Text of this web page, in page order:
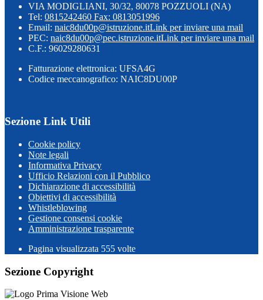
VIA MODIGLIANI, 30/32, 80078 POZZUOLI (NA)
Tel: 0815242460 Fax: 0813051996
Email: naic8du00p@istruzione.itLink per inviare una mail
PEC: naic8du00p@pec.istruzione.itLink per inviare una mail
C.F.: 96029280631
Fatturazione elettronica: UFSA4G
Codice meccanografico: NAIC8DU00P
Sezione Link Utili
Cookie policy
Note legali
Informativa Privacy
Ufficio Relazioni con il Pubblico
Dichiarazione di accessibilità
Obiettivi di accessibilità
Whistleblowing
Gestione consensi cookie
Amministrazione trasparente
Pagina visualizzata 555 volte
Sezione Copyright